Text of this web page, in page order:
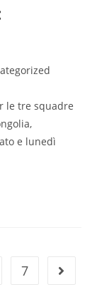
le tre squadre
e lunedì
7